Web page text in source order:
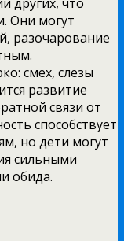
Они могут
разочарование
смех, слезы
развитие
связи от
способствует
но дети могут
сильными
обида.